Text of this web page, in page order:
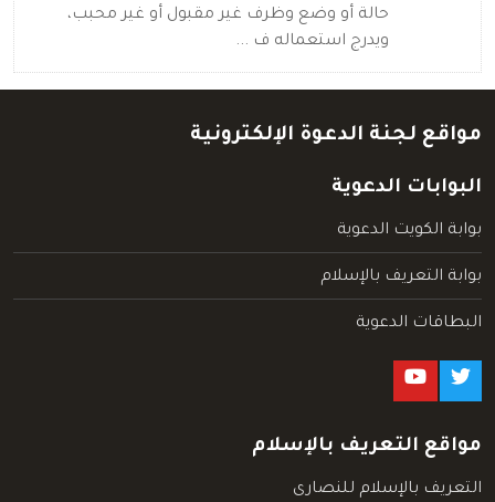
حالة أو وضع وظرف غير مقبول أو غير محبب،
ويدرج استعماله ف ...
مواقع لجنة الدعوة الإلكترونية
البوابات الدعوية
بوابة الكويت الدعوية
بوابة التعريف بالإسلام
البطاقات الدعوية
مواقع التعريف بالإسلام
التعريف بالإسلام للنصارى